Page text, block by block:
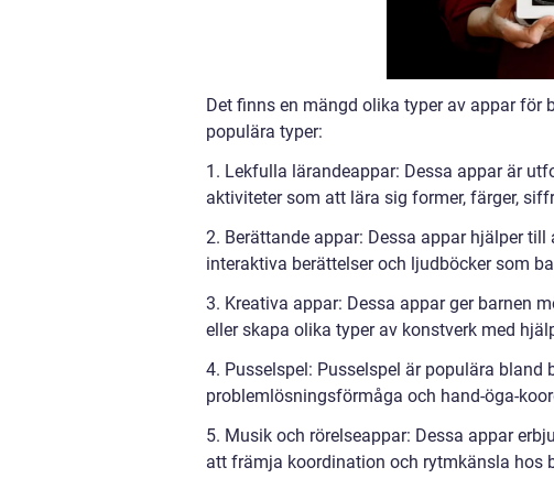
Det finns en mängd olika typer av appar för
populära typer:
1. Lekfulla lärandeappar: Dessa appar är
aktiviteter som att lära sig former, färger,
2. Berättande appar: Dessa appar hjälper
interaktiva berättelser och ljudböcker som
3. Kreativa appar: Dessa appar ger barnen
eller skapa olika typer av konstverk med
4. Pusselspel: Pusselspel är populära
problemlösningsförmåga och hand-öga-
5. Musik och rörelseappar: Dessa appar
att främja koordination och rytmkänsla hos